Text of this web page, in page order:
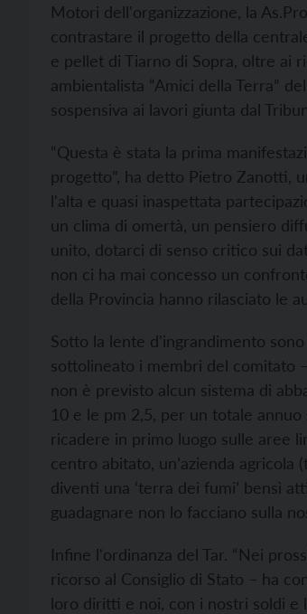
Motori dell'organizzazione, la
contrastare il progetto della
e pellet di Tiarno di Sopra, oltre ai
ambientalista “Amici della Terra”
sospensiva ai lavori giunta dal
“Questa è stata la prima
progetto”, ha detto Pietro Zanotti,
l'alta e quasi inaspettata
un clima di omertà, un pensiero
unito, dotarci di senso critico sui
non ci ha mai concesso un
della Provincia hanno rilasciato le
Sotto la lente d'ingrandimento
sottolineato i membri del comitato
non è previsto alcun sistema di
10 e le pm 2,5, per un totale
ricadere in primo luogo sulle aree
centro abitato, un’azienda
diventi una ‘terra dei fumi’ bensì
guadagnare non lo facciano sulla
Infine l'ordinanza del Tar. “Nei
ricorso al Consiglio di Stato – ha
loro diritti e noi, con i nostri soldi e